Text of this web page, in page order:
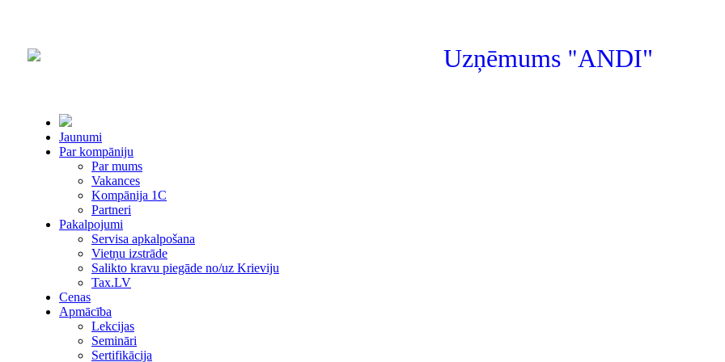
Uzņēmums"ANDI"
Jaunumi
Par kompāniju
Par mums
Vakances
Kompānija 1С
Partneri
Pakalpojumi
Servisa apkalpošana
Vietņu izstrāde
Salikto kravu piegāde no/uz Krieviju
Tax.LV
Cenas
Apmācība
Lekcijas
Semināri
Sertifikācija